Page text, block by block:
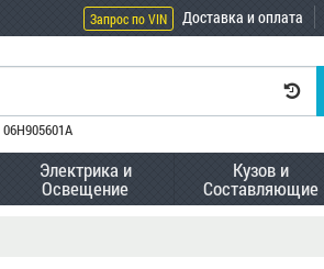
Запрос по VIN Доставка и оплата
Электрика и
Освещение
Кузов и
Составляющие